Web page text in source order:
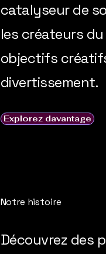
catalyseur de
les créateurs
objectifs
divertissement.
Explorez davantage
Notre histoire
Découvrez des